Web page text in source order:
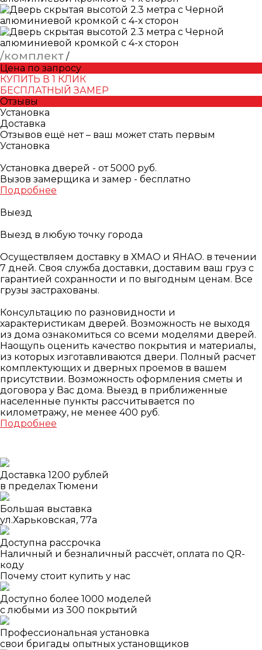
/комплект /
Цена по запросу
КУПИТЬ В 1 КЛИК
БЕСПЛАТНЫЙ ЗАМЕР
Отзывы
Установка
Доставка
Отзывов ещё нет – ваш может стать первым
Установка
Установка дверей - от 5000 руб.
Вызов замерщика и замер - бесплатно
Подробнее
Выезд
Выезд в любую точку города
Осуществляем доставку в ХМАО и ЯНАО. в течении
7 дней. Своя служба доставки, доставим ваш груз с
гарантией сохранности и по выгодным ценам. Все
грузы застрахованы.
Консультацию по разновидности и
характеристикам дверей. Возможность не выходя
из дома ознакомиться со всеми моделями дверей.
Наощупь оценить качество покрытия и материалы,
из которых изготавливаются двери. Полный расчет
комплектующих и дверных проемов в вашем
присутствии. Возможность оформления сметы и
договора у Вас дома. Выезд в приближенные
населенные пункты рассчитывается по
километражу, не менее 400 руб.
Подробнее
Доставка 1200 рублей
в пределах Тюмени
Большая выставка
ул.Харьковская, 77а
Доступна рассрочка
Наличный и безналичный рассчёт, оплата по QR-
коду
Почему стоит купить у нас
Доступно более 1000 моделей
с любыми из 300 покрытий
Профессиональная установка
свои бригады опытных установщиков